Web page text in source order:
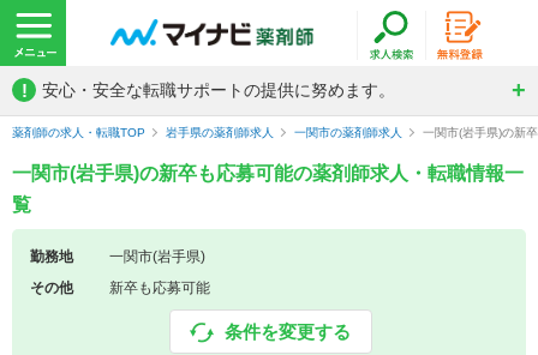
! 安心・安全な転職サポートの提供に努めます。
薬剤師の求人・転職TOP 岩手県の薬剤師求人 一関市の薬剤師求人 一関市(岩手県)の新
一関市(岩手県)の新卒も応募可能の薬剤師求人・転職情報一
覧
勤務地
一関市(岩手県)
その他
新卒も応募可能
条件を変更する